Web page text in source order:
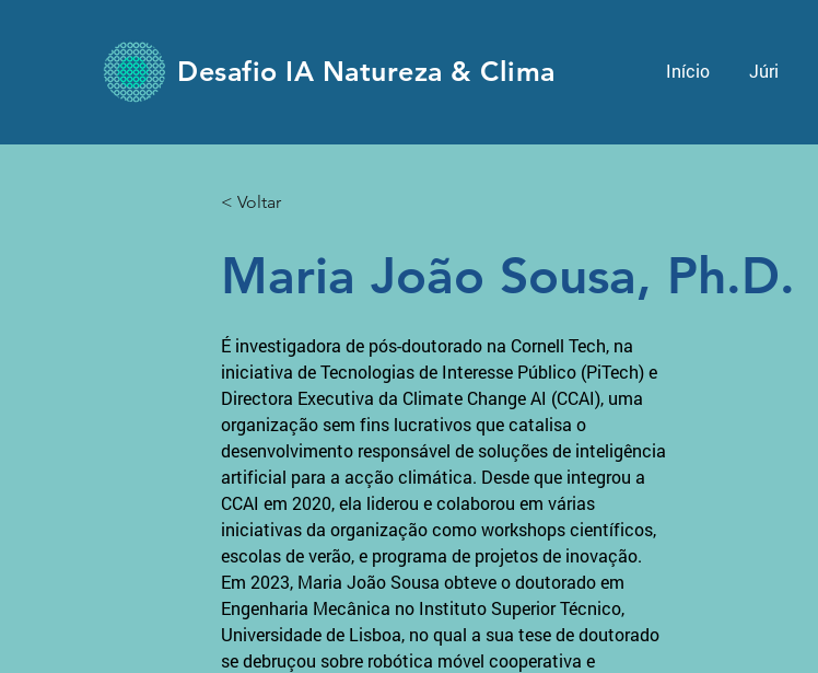
Desafio IA Natureza & Clima Início Júri
< Voltar
Maria João Sousa, Ph.D.
É investigadora de pós-doutorado na Cornell Tech, na
iniciativa de Tecnologias de Interesse Público (PiTech) e
Directora Executiva da Climate Change AI (CCAI), uma
organização sem fins lucrativos que catalisa o
desenvolvimento responsável de soluções de inteligência
artificial para a acção climática. Desde que integrou a
CCAI em 2020, ela liderou e colaborou em várias
iniciativas da organização como workshops científicos,
escolas de verão, e programa de projetos de inovação.
Em 2023, Maria João Sousa obteve o doutorado em
Engenharia Mecânica no Instituto Superior Técnico,
Universidade de Lisboa, no qual a sua tese de doutorado
se debruçou sobre robótica móvel cooperativa e